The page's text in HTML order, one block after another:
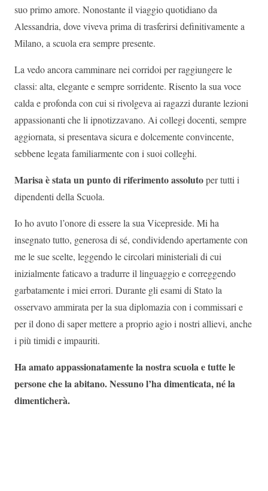
suo primo amore. Nonostante il viaggio quotidiano da
Alessandria, dove viveva prima di trasferirsi definitivamente a
Milano, a scuolaera sempre presente.
La vedo ancora camminare nei corridoi per raggiungere le
classi: alta, elegante e sempre sorridente. Risento la sua voce
calda e profonda con cui si rivolgevaai ragazzidurante lezioni
appassionanti che li ipnotizzavano. Ai collegi docenti, sempre
aggiornata, si presentava sicura edolcemente convincente,
sebbene legata familiarmente con i suoi colleghi.
Marisa èstata un punto di riferimento assolutoper tutti i
dipendentidella Scuola.
Io ho avuto l’onore di essere la sua Vicepreside. Mi ha
insegnato tutto, generosa di sé, condividendo apertamente con
me le sue scelte, leggendo le circolari ministeriali di cui
inizialmente faticavo a tradurre il linguaggioe correggendo
garbatamente i miei errori. Durante gli esami di Stato la
osservavo ammirata per la sua diplomazia con i commissari e
per il dono disapermettere a proprio agio i nostri allievi, anche
i più timidi e impauriti.
Ha amato appassionatamente la nostra scuola e tutte le
persone che la abitano. Nessuno l’ha dimenticata, né la
dimenticherà.